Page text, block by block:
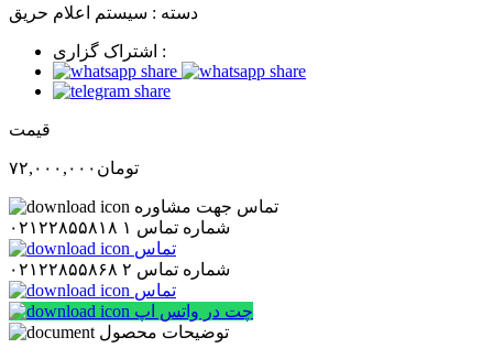
دسته : سیستم اعلام حریق
اشتراک گزاری :
قیمت
۷۲,۰۰۰,۰۰۰ تومان
تماس جهت مشاوره
شماره تماس ۱
۰۲۱۲۲۸۵۵۸۱۸
تماس
شماره تماس ۲
۰۲۱۲۲۸۵۵۸۶۸
تماس
چت در واتس اپ
توضیحات محصول